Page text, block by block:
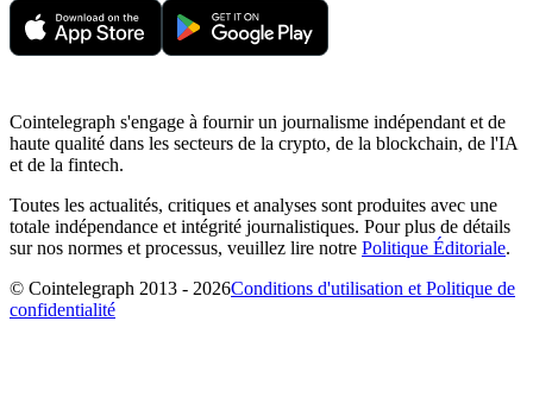
Cointelegraph s'engage à fournir un journalisme indépendant et de
haute qualité dans les secteurs de la crypto, de la blockchain, de l'IA
et de la fintech.
Toutes les actualités, critiques et analyses sont produites avec une
totale indépendance et intégrité journalistiques. Pour plus de détails
sur nos normes et processus, veuillez lire notre Politique Éditoriale.
© Cointelegraph 2013 - 2026Conditions d'utilisation et Politique de
confidentialité